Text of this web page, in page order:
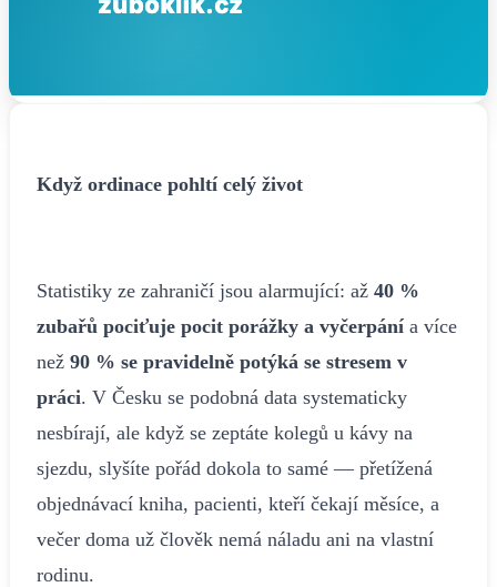
Když ordinace pohltí celý život
Statistiky ze zahraničí jsou alarmující: až 40 %
zubařů pociťuje pocit porážky a vyčerpání a více
než 90 % se pravidelně potýká se stresem v
práci. V Česku se podobná data systematicky
nesbírají, ale když se zeptáte kolegů u kávy na
sjezdu, slyšíte pořád dokola to samé — přetížená
objednávací kniha, pacienti, kteří čekají měsíce, a
večer doma už člověk nemá náladu ani na vlastní
rodinu.